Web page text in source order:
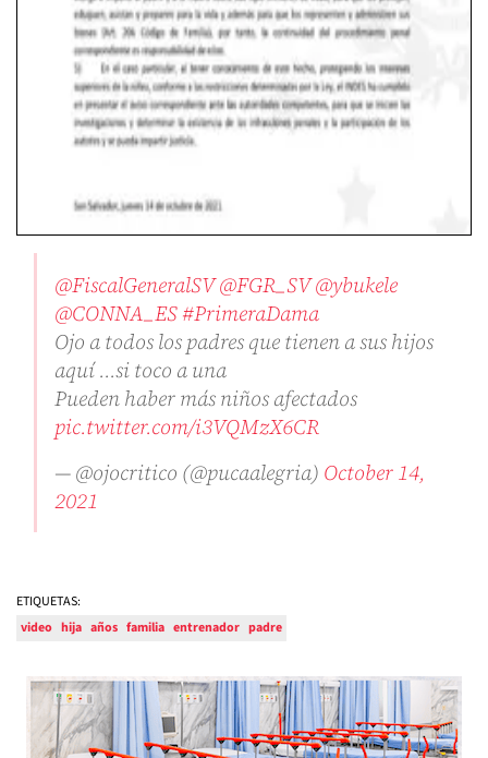
@FiscalGeneralSV@FGR_SV@ybukele
@CONNA_ES#PrimeraDama
Ojo a todos los padres que tienen a sus hijos
aquí ...si toco a una
Pueden haber más niños afectados
pic.twitter.com/i3VQMzX6CR
— @ojocritico (@pucaalegria) October 14,
2021
ETIQUETAS:
video hija años familia entrenador padre